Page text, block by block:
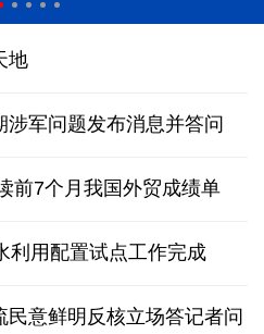
地
涉军问题发布消息并答问
前7个月我国外贸成绩单
利用配置试点工作完成
意鲜明反核立场答记者问